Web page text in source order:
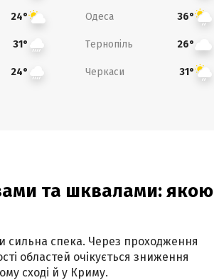
24° Одеса 36°
31° Тернопіль 26°
24° Черкаси 31°
та шквалами: якою
сильна спека. Через проходження
областей очікується зниження
сході й у Криму.